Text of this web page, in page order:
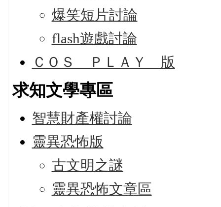
爆笑短片討論
flash遊戲討論
ＣＯＳ ＰＬＡＹ 版
求知文學專區
智慧財產權討論
靈異恐怖版
古文明之謎
靈異恐怖文章區